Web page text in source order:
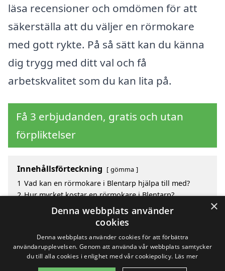
läsa recensioner och omdömen för att
säkerställa att du väljer en rörmokare
med gott rykte. På så sätt kan du känna
dig trygg med ditt val och få
arbetskvalitet som du kan lita på.
Få 3 erbjudanden, gratis och utan
förpliktelser
Innehållsförteckning gömma
1 Vad kan en rörmokare i Blentarp hjälpa till med?
2 Hur mycket kostar en rörmokare i Blentarp?
Fördelar med att välja rörmokare i Blentarp
Sök efter en skicklig rörmokare i de omgivande
×
Denna webbplats använder
cookies
Denna webbplats använder cookies för att förbättra
användarupplevelsen. Genom att använda vår webbplats samtycker
du till alla cookies i enlighet med vår cookiepolicy. Läs mer